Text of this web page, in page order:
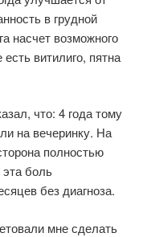
в грудной
насчет возможного
витилиго, пятна
что: 4 года тому
на вечеринку. На
полностью
боль
без диагноза.
мне сделать